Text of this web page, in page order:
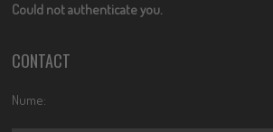
Could not authenticate you.
CONTACT
Nume: